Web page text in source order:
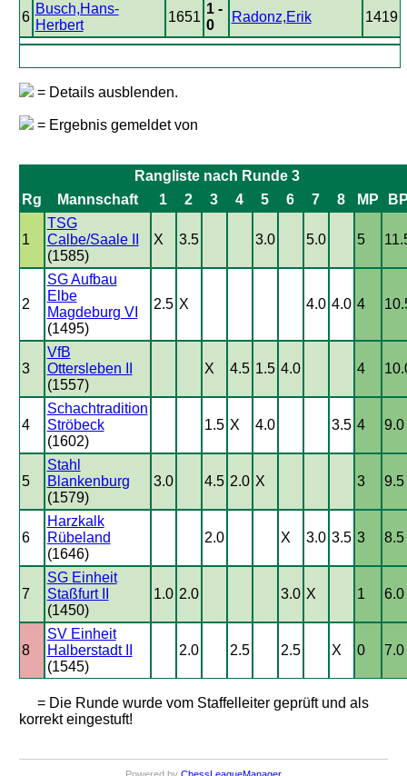
6
Busch,Hans-
Herbert
1651
1 -
0
Radonz,Erik 1419
= Details ausblenden.
= Ergebnis gemeldet von
Rangliste nach Runde 3
Rg
Mannschaft 1 2 3 4 5 6 7 8 MP
1
TSG
Calbe/Saale II
(1585)
X 3.5 3.0 5.0 5
2
SG Aufbau
Elbe
Magdeburg VI
(1495)
2.5 X 4.0 4.0 4
3
VfB
Ottersleben II
(1557)
X 4.5 1.5 4.0 4
4
Schachtradition
Ströbeck
(1602)
1.5 X 4.0 3.5 4 9.0
5
Stahl
Blankenburg
(1579)
3.0 4.5 2.0 X 3 9.5
6
Harzkalk
Rübeland
(1646)
2.0 X 3.0 3.5 3 8.5
7
SG Einheit
Staßfurt II
(1450)
1.0 2.0 3.0 X 1 6.0
8
SV Einheit
Halberstadt II
(1545)
2.0 2.5 2.5 X 0 7.0
= Die Runde wurde vom Staffelleiter geprüft und als
korrekt eingestuft!